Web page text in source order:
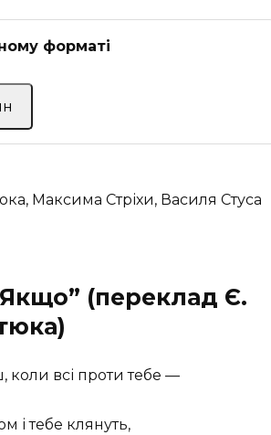
форматі
Максима Стріхи, Василя Стуса
(переклад Є.
коли всі проти тебе —
і тебе клянуть,